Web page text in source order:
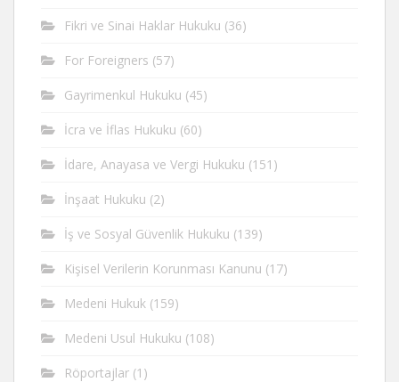
Fikri ve Sinai Haklar Hukuku (36)
For Foreigners (57)
Gayrimenkul Hukuku (45)
İcra ve İflas Hukuku (60)
İdare, Anayasa ve Vergi Hukuku (151)
İnşaat Hukuku (2)
İş ve Sosyal Güvenlik Hukuku (139)
Kişisel Verilerin Korunması Kanunu (17)
Medeni Hukuk (159)
Medeni Usul Hukuku (108)
Röportajlar (1)